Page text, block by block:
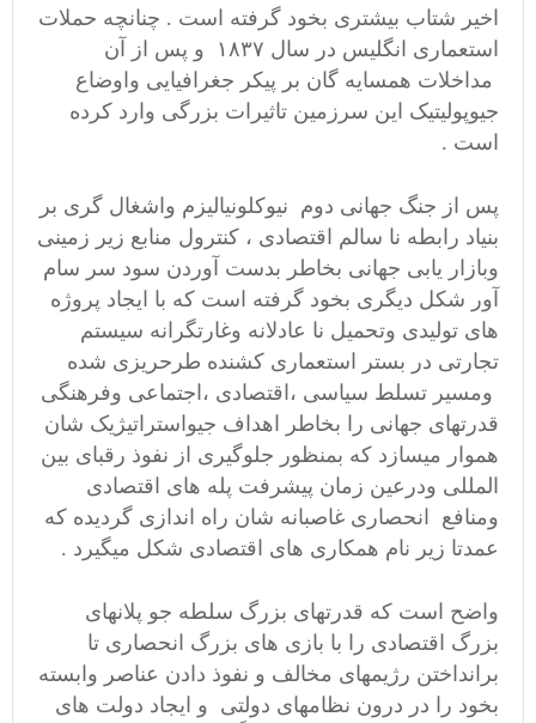
اخیر شتاب بیشتری بخود گرفته است . چنانچه حملات
استعماری انگلیس در سال ۱۸۳۷ و پس از آن
مداخلات همسایه گان بر پیکر جغرافیایی واوضاع
جیوپولیتیک این سرزمین تاثیرات بزرگی وارد کرده
است .
پس از جنگ جهانی دوم نیوکلونیالیزم واشغال گری بر
بنیاد رابطه نا سالم اقتصادی ، کنترول منابع زیر زمینی
وبازار یابی جهانی بخاطر بدست آوردن سود سر سام
آور شکل دیگری بخود گرفته است که با ایجاد پروژه
های تولیدی وتحمیل نا عادلانه وغارتگرانه سیستم
تجارتی در بستر استعماری کشنده طرحریزی شده
ومسیر تسلط سیاسی ،اقتصادی ،اجتماعی وفرهنگی
قدرتهای جهانی را بخاطر اهداف جیواستراتیژیک شان
هموار میسازد که بمنظور جلوگیری از نفوذ رقبای بین
المللی ودرعین زمان پیشرفت پله های اقتصادی
ومنافع انحصاری غاصبانه شان راه اندازی گردیده که
عمدتا زیر نام همکاری های اقتصادی شکل میگیرد .
واضح است که قدرتهای بزرگ سلطه جو پلانهای
بزرگ اقتصادی را با بازی های بزرگ انحصاری تا
برانداختن رژیمهای مخالف و نفوذ دادن عناصر وابسته
بخود را در درون نظامهای دولتی و ایجاد دولت های